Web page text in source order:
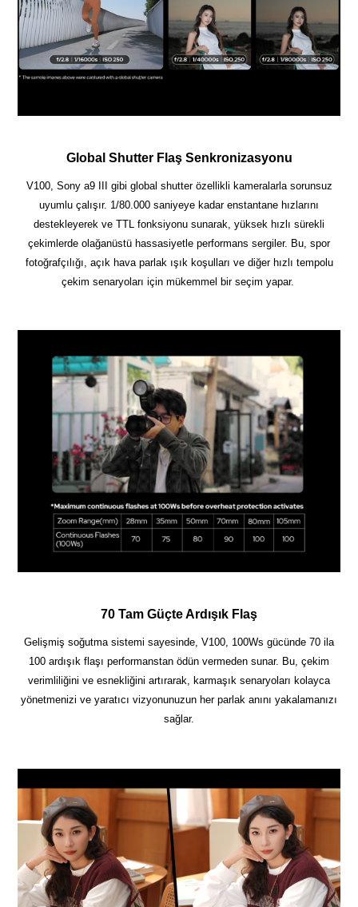
Global Shutter Flaş Senkronizasyonu
V100, Sony a9 III gibi global shutter özellikli kameralarla sorunsuz
uyumlu çalışır. 1/80.000 saniyeye kadar enstantane hızlarını
destekleyerek ve TTL fonksiyonu sunarak, yüksek hızlı sürekli
çekimlerde olağanüstü hassasiyetle performans sergiler. Bu, spor
fotoğrafçılığı, açık hava parlak ışık koşulları ve diğer hızlı tempolu
çekim senaryoları için mükemmel bir seçim yapar.
70 Tam Güçte Ardışık Flaş
Gelişmiş soğutma sistemi sayesinde, V100, 100Ws gücünde 70 ila
100 ardışık flaşı performanstan ödün vermeden sunar. Bu, çekim
verimliliğini ve esnekliğini artırarak, karmaşık senaryoları kolayca
yönetmenizi ve yaratıcı vizyonunuzun her parlak anını yakalamanızı
sağlar.